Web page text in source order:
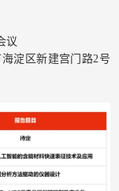
议
淀区新建宫门路2号